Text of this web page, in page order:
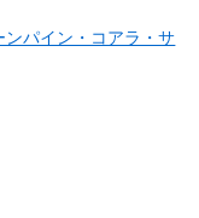
ンパイン・コアラ・サ